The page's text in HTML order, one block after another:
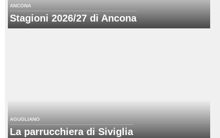
ANCONA
Stagioni 2026/27 di Ancona
AGUGLIANO
La parrucchiera di Siviglia